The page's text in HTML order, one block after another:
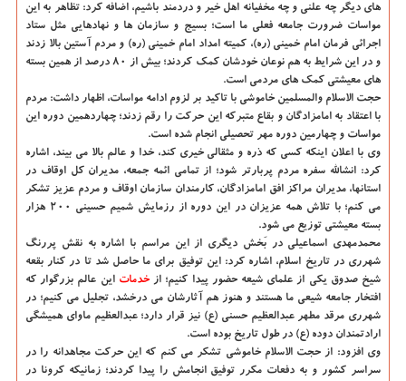
های دیگر چه علنی و چه مخفیانه اهل خیر و دردمند باشیم، اضافه کرد: تظاهر به این
مواسات ضرورت جامعه فعلی ما است؛ بسیج و سازمان ها و نهادهایی مثل ستاد
اجرائی فرمان امام خمینی (ره)، کمیته امداد امام خمینی (ره) و مردم آستین بالا زدند
و در این شرایط به هم نوعان خودشان کمک کردند؛ بیش از ۸۰ درصد از همین بسته
های معیشتی کمک های مردمی است.
حجت الاسلام والمسلمین خاموشی با تاکید بر لزوم ادامه مواسات، اظهار داشت: مردم
با اعتقاد به امامزادگان و بقاع متبرکه این حرکت را رقم زدند؛ چهاردهمین دوره این
مواسات و چهارمین دوره مهر تحصیلی انجام شده است.
وی با اعلان اینکه کسی که ذره و مثقالی خیری کند، خدا و عالم بالا می بیند، اشاره
کرد: انشالله سفره مردم پربارتر شود؛ از تمامی ائمه جمعه، مدیران کل اوقاف در
استانها، مدیران مراکز افق امامزادگان، کارمندان سازمان اوقاف و مردم عزیز تشکر
می کنم؛ با تلاش همه عزیزان در این دوره از رزمایش شمیم حسینی ۲۰۰ هزار
بسته معیشتی توزیع می شود.
محمدمهدی اسماعیلی در بَخش دیگری از این مراسم با اشاره به نقش پررنگ
شهرری در تاریخ اسلام، اشاره کرد: این توفیق برای ما حاصل شد تا در کنار بقعه
شیخ صدوق یکی از علمای شیعه حضور پیدا کنیم؛ ازخدمات این عالم بزرگوار که
افتخار جامعه شیعی ما هستند و هنوز هم آثارشان می درخشد، تجلیل می کنیم؛ در
شهرری مرقد مطهر عبدالعظیم حسنی (ع) نیز قرار دارد؛ عبدالعظیم ماوای همیشگی
ارادتمندان دوده (ع) در طول تاریخ بوده است.
وی افزود: از حجت الاسلام خاموشی تشکر می کنم که این حرکت مجاهدانه را در
سراسر کشور و به دفعات مکرر توفیق انجامش را پیدا کردند؛ زمانیکه کرونا در